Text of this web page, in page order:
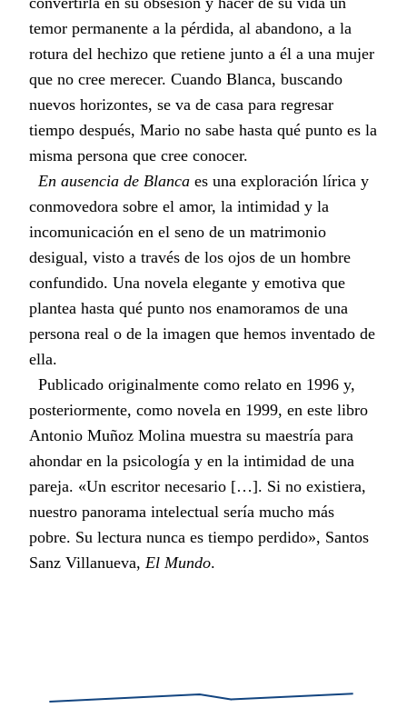
temor permanente a la pérdida, al abandono, a la
rotura del hechizo que retiene junto a él a una mujer
que no cree merecer. Cuando Blanca, buscando
nuevos horizontes, se va de casa para regresar
tiempo después, Mario no sabe hasta qué punto es la
misma persona que cree conocer.
En ausencia de Blanca es una exploración lírica y
conmovedora sobre el amor, la intimidad y la
incomunicación en el seno de un matrimonio
desigual, visto a través de los ojos de un hombre
confundido. Una novela elegante y emotiva que
plantea hasta qué punto nos enamoramos de una
persona real o de la imagen que hemos inventado de
ella.
Publicado originalmente como relato en 1996 y,
posteriormente, como novela en 1999, en este libro
Antonio Muñoz Molina muestra su maestría para
ahondar en la psicología y en la intimidad de una
pareja. «Un escritor necesario […]. Si no existiera,
nuestro panorama intelectual sería mucho más
pobre. Su lectura nunca es tiempo perdido», Santos
Sanz Villanueva, El Mundo.